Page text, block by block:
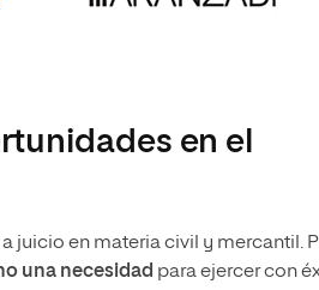
en el
juicio en materia civil y mercantil.
una necesidad para ejercer con